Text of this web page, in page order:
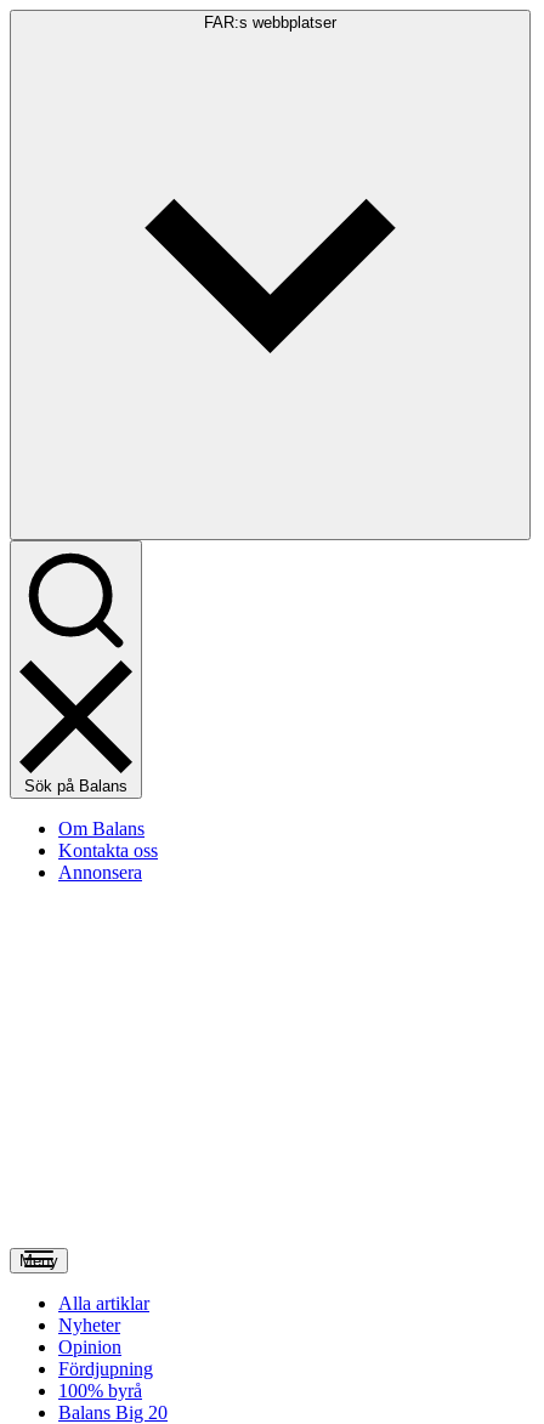
FAR:s webbplatser
Sök på Balans
Om Balans
Kontakta oss
Annonsera
Meny
Alla artiklar
Nyheter
Opinion
Fördjupning
100% byrå
Balans Big 20